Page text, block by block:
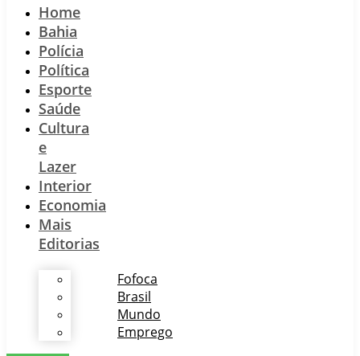
Home
Bahia
Polícia
Política
Esporte
Saúde
Cultura
e
Lazer
Interior
Economia
Mais
Editorias
Fofoca
Brasil
Mundo
Emprego